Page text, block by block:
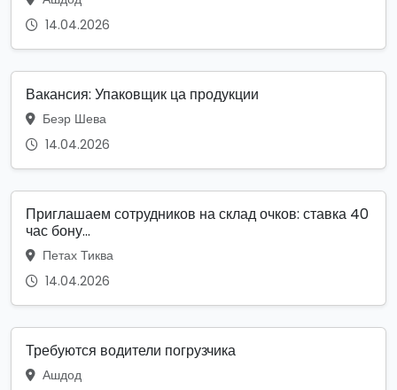
14.04.2026
Вакансия: Упаковщик ца продукции
Беэр Шева
14.04.2026
Приглашаем сотрудников на склад очков: ставка 40
час бону...
Петах Тиква
14.04.2026
Требуются водители погрузчика
Ашдод